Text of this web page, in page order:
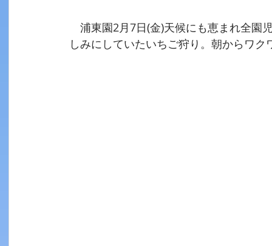
浦東園2月7日(金)天候にも恵まれ全園
しみにしていたいちご狩り。朝からワ